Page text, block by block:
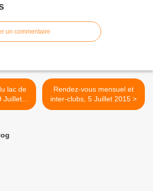
un commentaire
Juillet
Rendez-vous mensuel et
inter-clubs, 5 Juillet 2015 >